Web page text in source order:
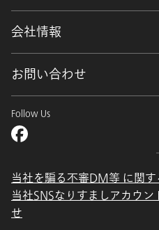
会社情報
お問い合わせ
Follow Us
当社を騙る不審DM等 に関
当社SNSなりすましアカウ
せ